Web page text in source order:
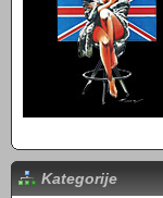
Kategorije